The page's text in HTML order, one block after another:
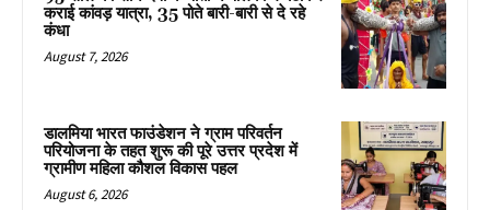
कराई कांवड़ यात्रा, 35 पोते बारी-बारी से दे रहे
कंधा
August 7, 2026
डालमिया भारत फाउंडेशन ने ग्राम परिवर्तन
परियोजना के तहत शुरू की पूरे उत्तर प्रदेश में
ग्रामीण महिला कौशल विकास पहल
August 6, 2026